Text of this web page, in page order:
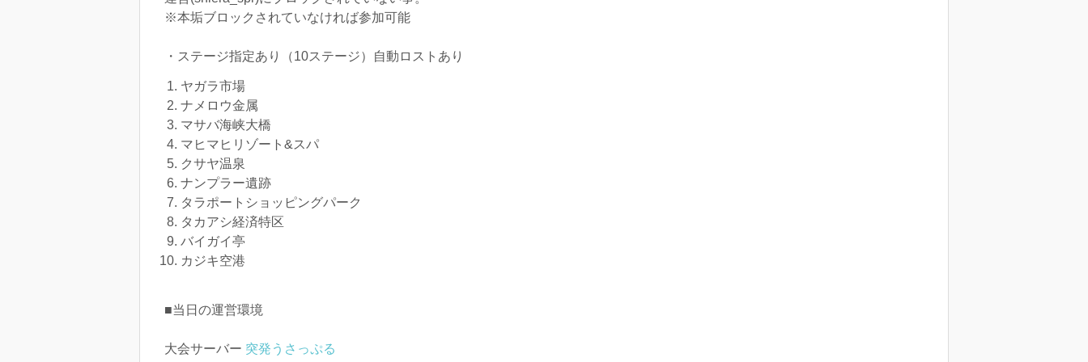
※本垢ブロックされていなければ参加可能
・ステージ指定あり（10ステージ）自動ロストあり
ヤガラ市場
ナメロウ金属
マサバ海峡大橋
マヒマヒリゾート&スパ
クサヤ温泉
ナンプラー遺跡
タラポートショッピングパーク
タカアシ経済特区
バイガイ亭
カジキ空港
■当日の運営環境
大会サーバー 突発うさっぷる